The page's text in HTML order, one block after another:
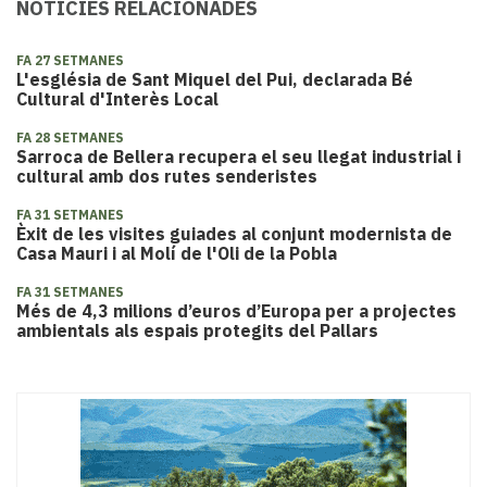
NOTÍCIES RELACIONADES
FA 27 SETMANES
L'església de Sant Miquel del Pui, declarada Bé
Cultural d'Interès Local
FA 28 SETMANES
Sarroca de Bellera recupera el seu llegat industrial i
cultural amb dos rutes senderistes
FA 31 SETMANES
Èxit de les visites guiades al conjunt modernista de
Casa Mauri i al Molí de l'Oli de la Pobla
FA 31 SETMANES
Més de 4,3 milions d’euros d’Europa per a projectes
ambientals als espais protegits del Pallars